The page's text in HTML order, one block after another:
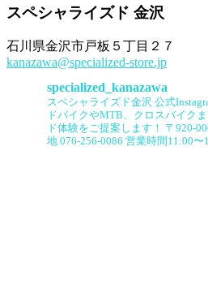
スペシャライズド 金沢
石川県金沢市戸板５丁目２７
kanazawa@specialized-store.jp
specialized_kanazawa
スペシャライズド金沢 公式
ドバイクやMTB、クロスバイク
ド体験をご提案します！ 〒920-
地 076-256-0086 営業時間11:00〜